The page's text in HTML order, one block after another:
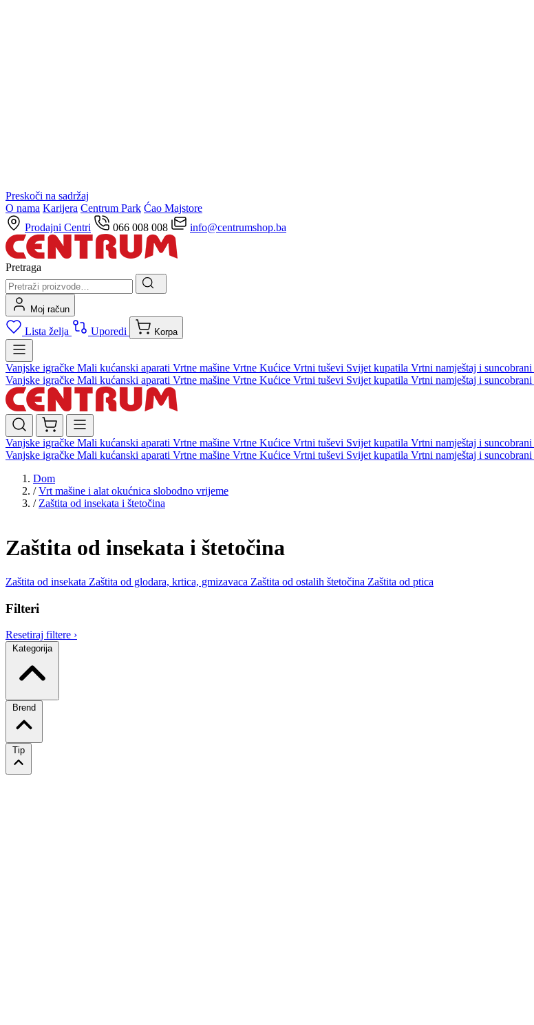
Preskoči na sadržaj
O nama Karijera Centrum Park Ćao Majstore
Prodajni Centri
066 008 008 info@centrumshop.ba
Pretraga
Moj račun
Lista želja Uporedi Korpa
Vanjske igračke Mali kućanski aparati Vrtne mašine Vrtne Kućice Vrtni tuševi Svijet kupatila Vrtni namještaj i suncobrani
Vanjske igračke Mali kućanski aparati Vrtne mašine Vrtne Kućice Vrtni tuševi Svijet kupatila Vrtni namještaj i suncobrani
Vanjske igračke Mali kućanski aparati Vrtne mašine Vrtne Kućice Vrtni tuševi Svijet kupatila Vrtni namještaj i suncobrani
Vanjske igračke Mali kućanski aparati Vrtne mašine Vrtne Kućice Vrtni tuševi Svijet kupatila Vrtni namještaj i suncobrani
Dom
/ Vrt mašine i alat okućnica slobodno vrijeme
/ Zaštita od insekata i štetočina
Zaštita od insekata i štetočina
Zaštita od insekata Zaštita od glodara, krtica, gmizavaca Zaštita od ostalih štetočina Zaštita od ptica
Filteri
Resetiraj filtere ›
Kategorija
Brend
Tip